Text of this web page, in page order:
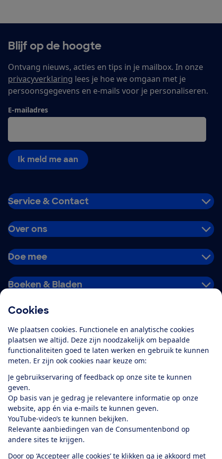
Cookies
We plaatsen cookies. Functionele en analytische cookies
plaatsen we altijd. Deze zijn noodzakelijk om bepaalde
functionaliteiten goed te laten werken en gebruik te kunnen
meten. Er zijn ook cookies naar keuze om:
Je gebruikservaring of feedback op onze site te kunnen
geven.
Op basis van je gedrag je relevantere informatie op onze
website, app én via e-mails te kunnen geven.
YouTube-video’s te kunnen bekijken.
Relevante aanbiedingen van de Consumentenbond op
andere sites te krijgen.
Door op ‘Accepteer alle cookies’ te klikken ga je akkoord met
Blijf op de hoogte
Ontvang nieuws, acties en tips in je mailbox. In onze
privacyverklaring lees je hoe we omgaan met je
persoonsgegevens en e-mails voor je personaliseren.
E-mailadres
Ik meld me aan
Service & Contact
Over ons
Doe mee
Boeken & Bladen
Alles over de
app
Algemene Voorwaarden
Privacyverklaring
Cookiebeleid
Privacyvoorkeuren
Toegankelijkheid
RSS-feed nieuws
Facebook
TwitterInstagram
YoutubeLinkedIn